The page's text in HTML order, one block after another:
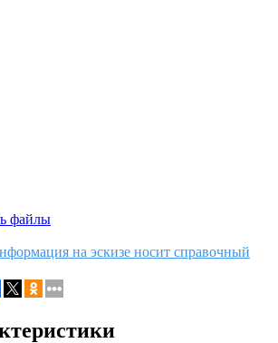
файлы
на эскизе носит справочный